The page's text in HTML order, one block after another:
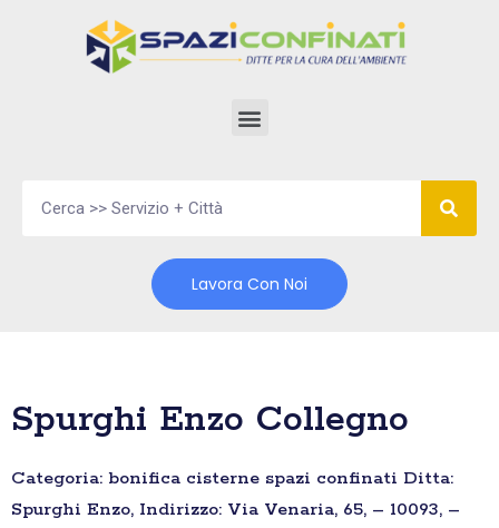
Lavora Con Noi
Spurghi Enzo Collegno
Categoria: bonifica cisterne spazi confinati Ditta:
Spurghi Enzo, Indirizzo: Via Venaria, 65, – 10093, –